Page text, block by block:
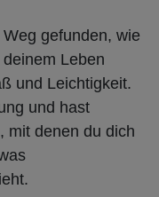
gefunden, wie
Leben
und Leichtigkeit.
und hast
mit denen du dich